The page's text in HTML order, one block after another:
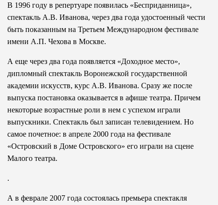
В 1996 году в репертуаре появилась «Бесприданница»,
спектакль А.В. Иванова, через два года удостоенный чести
быть показанным на Третьем Международном фестивале
имени А.П. Чехова в Москве.
А еще через два года появляется «Доходное место»,
дипломный спектакль Воронежской государственной
академии искусств, курс А.В. Иванова. Сразу же после
выпуска постановка оказывается в афише театра. Причем
некоторые возрастные роли в нем с успехом играли
выпускники. Спектакль был записан телевидением. Но
самое почетное: в апреле 2000 года на фестивале
«Островский в Доме Островского» его играли на сцене
Малого театра.
.
А в феврале 2007 года состоялась премьера спектакля